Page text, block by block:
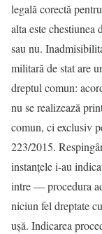
legală corectă
alta este
sau nu.
militară de stat are
dreptul comun:
nu se realizează
comun, ci exclusiv
223/2015.
instanțele i-au
intre — procedura
niciun fel dreptate
ușă. Indicarea